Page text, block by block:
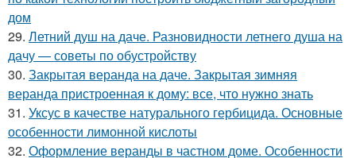
дом
29. Летний душ на даче. Разновидности летнего душа на
дачу — советы по обустройству
30. Закрытая веранда на даче. Закрытая зимняя
веранда пристроенная к дому: все, что нужно знать
31. Уксус в качестве натурального гербицида. Основные
особенности лимонной кислоты
32. Оформление веранды в частном доме. Особенности